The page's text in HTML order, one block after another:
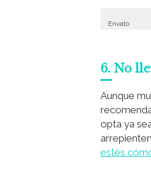
Envato
6. No
Aunque
opta ya
estés